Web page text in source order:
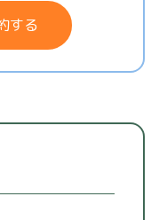
する